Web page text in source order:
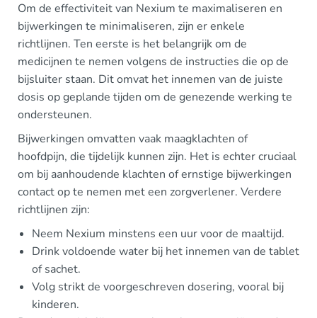
Om de effectiviteit van Nexium te maximaliseren en
bijwerkingen te minimaliseren, zijn er enkele
richtlijnen. Ten eerste is het belangrijk om de
medicijnen te nemen volgens de instructies die op de
bijsluiter staan. Dit omvat het innemen van de juiste
dosis op geplande tijden om de genezende werking te
ondersteunen.
Bijwerkingen omvatten vaak maagklachten of
hoofdpijn, die tijdelijk kunnen zijn. Het is echter cruciaal
om bij aanhoudende klachten of ernstige bijwerkingen
contact op te nemen met een zorgverlener. Verdere
richtlijnen zijn:
Neem Nexium minstens een uur voor de maaltijd.
Drink voldoende water bij het innemen van de tablet
of sachet.
Volg strikt de voorgeschreven dosering, vooral bij
kinderen.